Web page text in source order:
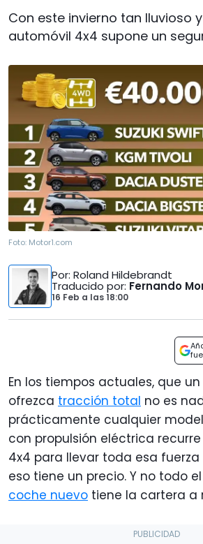
Con este invierno tan lluvioso
automóvil 4x4 supone un
Foto: Motor1.com
Por: Roland Hildebrandt
Traducido por: Fernando
16 Feb a las18:00
En los tiempos actuales, que
ofrezca tracción total no es
prácticamente cualquier
con propulsión eléctrica
4x4 para llevar toda esa fuerza
eso tiene un precio. Y no todo
coche nuevo tiene la cartera a